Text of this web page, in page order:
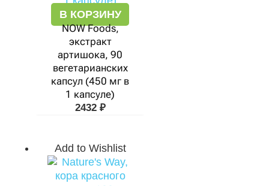
В КОРЗИНУ
NOW Foods,
экстракт
артишока, 90
вегетарианских
капсул (450 мг в
1 капсуле)
2432 ₽
Add to Wishlist